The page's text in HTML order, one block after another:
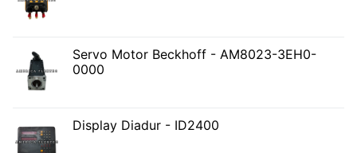
Servo Motor Beckhoff - AM8023-3EH0-
0000
Display Diadur - ID2400